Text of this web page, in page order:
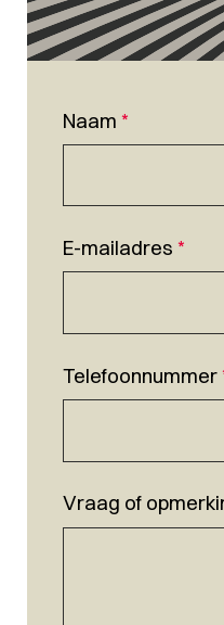
Naam *
E-mailadres *
Telefoonnummer
Vraag of